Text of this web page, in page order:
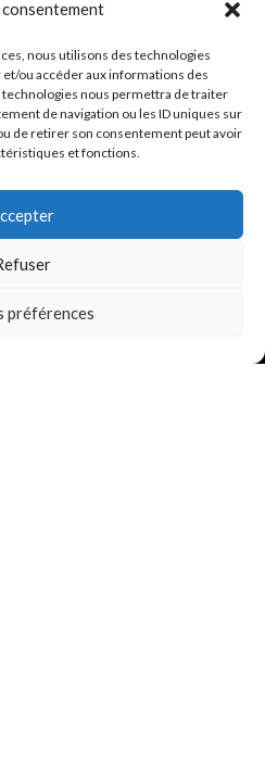
nous utilisons des technologies
ou accéder aux informations des
technologies nous permettra de traiter
de navigation ou les ID uniques sur
de retirer son consentement peut avoir
et fonctions.
préférences